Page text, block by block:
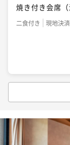
焼き付き会席（
二食付き 現地決
【食事処】福
二食付き 現地決